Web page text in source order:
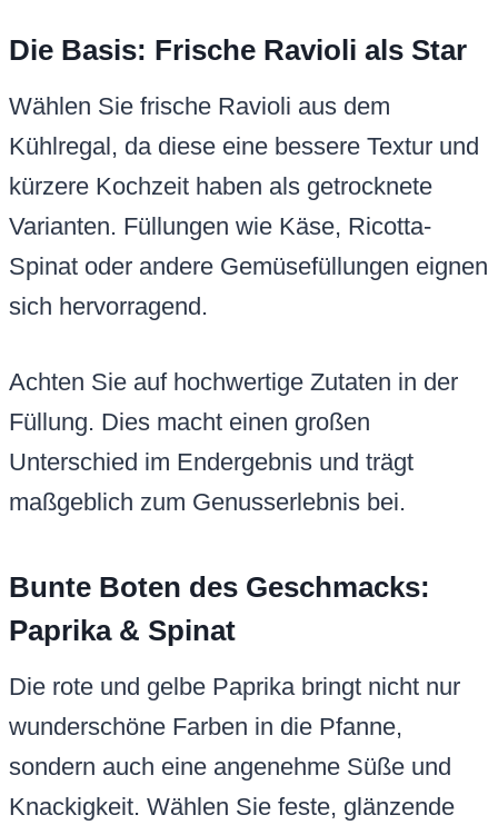
Die Basis: Frische Ravioli als Star
Wählen Sie frische Ravioli aus dem
Kühlregal, da diese eine bessere Textur und
kürzere Kochzeit haben als getrocknete
Varianten. Füllungen wie Käse, Ricotta-
Spinat oder andere Gemüsefüllungen eignen
sich hervorragend.
Achten Sie auf hochwertige Zutaten in der
Füllung. Dies macht einen großen
Unterschied im Endergebnis und trägt
maßgeblich zum Genusserlebnis bei.
Bunte Boten des Geschmacks:
Paprika & Spinat
Die rote und gelbe Paprika bringt nicht nur
wunderschöne Farben in die Pfanne,
sondern auch eine angenehme Süße und
Knackigkeit. Wählen Sie feste, glänzende